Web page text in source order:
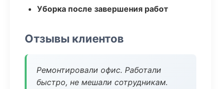
Уборка после завершения работ
Отзывы клиентов
Ремонтировали офис. Работали
быстро, не мешали сотрудникам.